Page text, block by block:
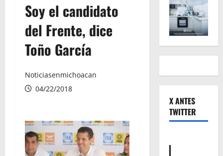
Soy el candidato
del Frente, dice
Toño García
Noticiasenmichoacan
04/22/2018
X ANTES
TWITTER